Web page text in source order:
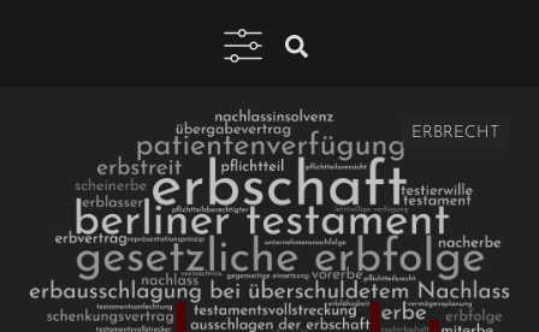
ERBRECHT